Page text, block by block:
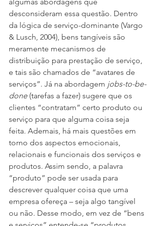
algumas abordagens que
desconsideram essa questão. Dentro
da lógica de serviço-dominante (Vargo
& Lusch, 2004), bens tangíveis são
meramente mecanismos de
distribuição para prestação de serviço,
e tais são chamados de “avatares de
serviços”. Já na abordagem jobs-to-be-
done (tarefas a fazer) sugere que os
clientes “contratam” certo produto ou
serviço para que alguma coisa seja
feita. Ademais, há mais questões em
torno dos aspectos emocionais,
relacionais e funcionais dos serviços e
produtos. Assim sendo, a palavra
“produto” pode ser usada para
descrever qualquer coisa que uma
empresa ofereça – seja algo tangível
ou não. Desse modo, em vez de “bens